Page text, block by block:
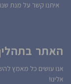
איתנו קשר על מנת
האתר
אנו עושים כל מאמץ
אלינו!